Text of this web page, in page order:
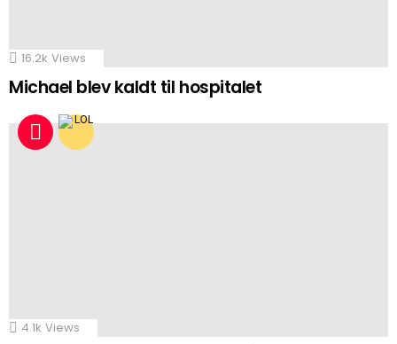
16.2k Views
Michael blev kaldt til hospitalet
4.1k Views